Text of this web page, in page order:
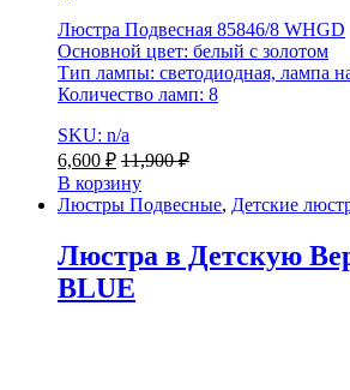
Люстра Подвесная 85846/8 WHGD
Основной цвет: белый с золотом
Тип лампы: светодиодная, лампа
Количество ламп: 8
SKU: n/a
6,600 ₽ 11,900₽
В корзину
Люстры Подвесные, Детские
Люстра в Детскую
BLUE